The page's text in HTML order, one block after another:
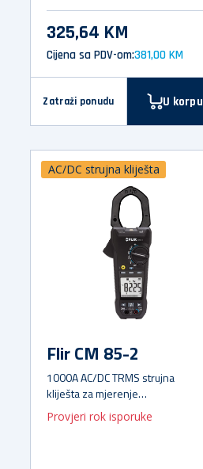
325,64 KM
Cijena sa PDV-om:381,00 KM
Zatraži ponudu U korpu
AC/DC strujna kliješta
Flir CM 85-2
1000A AC/DC TRMS strujna
kliješta za mjerenje
snage(bežična)
Provjeri rok isporuke